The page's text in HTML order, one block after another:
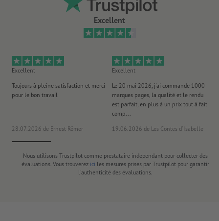
Excellent
Excellent
Toujours à pleine satisfaction et merci
pour le bon travail
28.07.2026 de Ernest Römer
Excellent
Le 20 mai 2026, j'ai commandé 1000
marques pages, la qualité et le rendu
est parfait, en plus à un prix tout à fait
comp...
19.06.2026 de Les Contes d'Isabelle
Nous utilisons Trustpilot comme prestataire indépendant pour collecter des
évaluations. Vous trouverez ici les mesures prises par Trustpilot pour garantir
l'authenticité des évaluations.